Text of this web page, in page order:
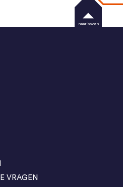
VRAGEN
naar boven